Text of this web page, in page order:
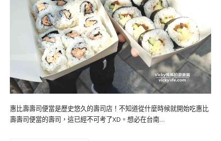
惠比壽壽司便當是歷史悠久的壽司店！不知道從什麼時候就開始吃惠比
壽壽司便當的壽司，這已經不可考了XD。想必在台南…